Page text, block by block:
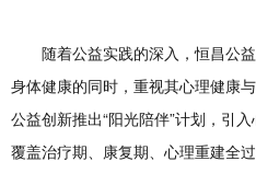
随着公益实践的深入，恒昌公
身体健康的同时，重视其心理健康
公益创新推出“阳光陪伴”计划，引
覆盖治疗期、康复期、心理重建全